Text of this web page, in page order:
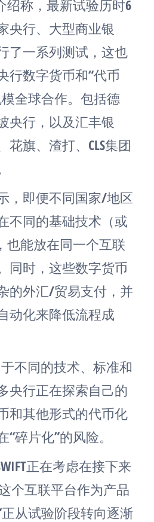
绍称，最新试验历时6
央行、大型商业银
了一系列测试，这也
行数字货币和“代币
全球合作。包括德
央行，以及汇丰银
旗、渣打、CLS集团
，即便不同国家/地区
不同的基础技术（或
也能放在同一个互联
同时，这些数字货币
的外汇/贸易支付，并
动化来降低流程成
于不同的技术、标准和
央行正在探索自己的
和其他形式的代币化
碎片化”的风险。
正在考虑在接下来
个互联平台作为产品
从试验阶段转向逐渐